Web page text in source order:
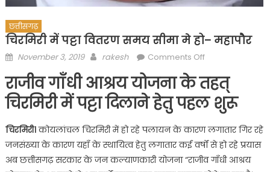
छत्तीसगढ़
चिरमिरी में पट्टा वितरण समय सीमा मे हो– महापौर
Posted
November 3, 2019 Author
rakesh Comments Offon
में
पट्टा
वितरण
समय
सीमा
हो–
राजीव गॉंधी आश्रय योजना के तहत्
चिरमिरी में पट्टा दिलाने हेतु पहल शुरू
चिरमिरी।कोयलांचल चिरमिरी में हो रहे पलायन के कारण लगातार गिर रहे
जनसंख्या के कारण यहॉं के स्थायित्व हेतु लगातार कई वर्षों से हो रहे प्रयास
अब छत्तीसगढ़ सरकार के जन कल्याणकारी योजना “राजीव गॉंधी आश्रय